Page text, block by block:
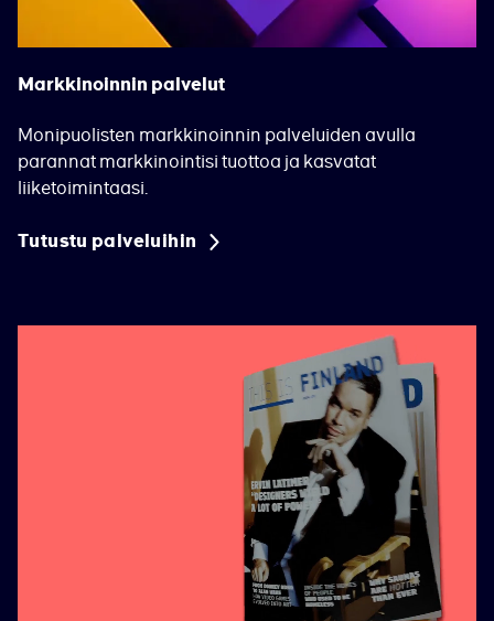
Markkinoinnin palvelut
Monipuolisten markkinoinnin palveluiden avulla
parannat markkinointisi tuottoa ja kasvatat
liiketoimintaasi.
Tutustu palveluihin